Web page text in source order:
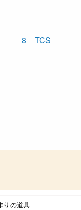
りの道具